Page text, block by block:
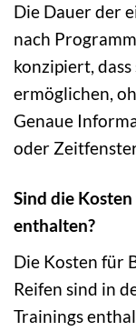
Die Dauer der
nach
konzipiert,
ermöglichen,
Genaue
oder
Sind die
enthalten?
Die Kosten für
Reifen sind in
Trainings